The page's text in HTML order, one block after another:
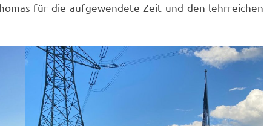
für die aufgewendete Zeit und den lehrreichen